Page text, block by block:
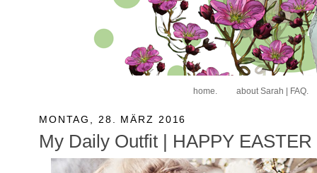
home. about Sarah | FAQ.
MONTAG, 28. MÄRZ 2016
My Daily Outfit | HAPPY EASTER